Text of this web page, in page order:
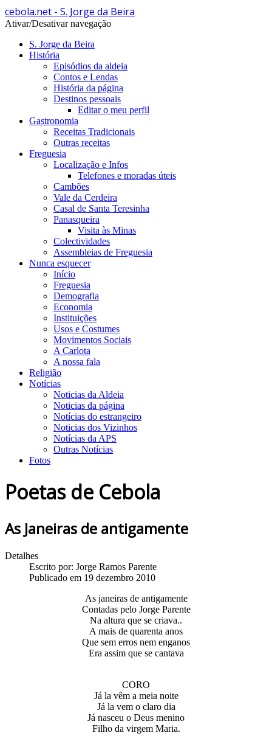
cebola.net - S. Jorge da Beira
Ativar/Desativar navegação
S. Jorge da Beira
História
Episódios da aldeia
Contos e Lendas
História da página
Destinos pessoais
Editar o meu perfil
Gastronomia
Receitas Tradicionais
Outras receitas
Freguesia
Localização e Infos
Telefones e moradas úteis
Cambões
Vale da Cerdeira
Casal de Santa Teresinha
Panasqueira
Visita às Minas
Colectividades
Assembleias de Freguesia
Nunca esquecer
Início
Freguesia
Demografia
Economia
Instituições
Usos e Costumes
Movimentos Sociais
A Carlota
A nossa fala
Religião
Notícias
Noticias da Aldeia
Noticias da página
Notícias do estrangeiro
Noticias dos Vizinhos
Notícias da APS
Outras Notícias
Fotos
Poetas de Cebola
As Janeiras de antigamente
Detalhes
Escrito por: Jorge Ramos Parente
Publicado em 19 dezembro 2010
As janeiras de antigamente
Contadas pelo Jorge Parente
Na altura que se criava..
A mais de quarenta anos
Que sem erros nem enganos
Era assim que se cantava
CORO
Já la vêm a meia noite
Já la vem o claro dia
Já nasceu o Deus menino
Filho da virgem Maria.